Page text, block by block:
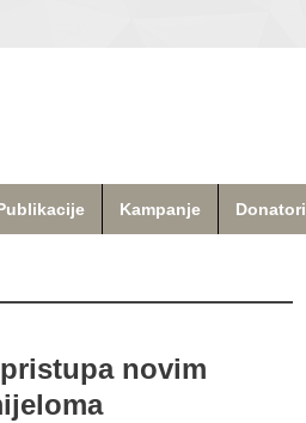
Kampanje Donatori
novim